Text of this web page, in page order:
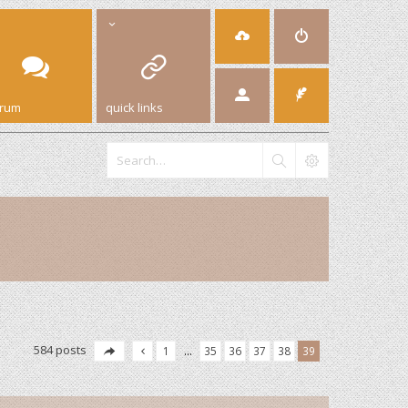
quick links
584 posts 1 … 35 36 37 38 39